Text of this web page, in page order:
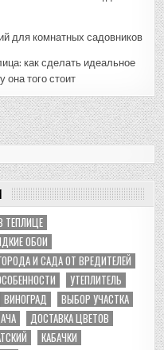
для комнатных садовников
как сделать идеальное
она того стоит
ТЕПЛИЦЕ
ОБОИ
И САДА ОТ ВРЕДИТЕЛЕЙ
УТЕПЛИТЕЛЬ
ВИНОГРАД
ВЫБОР УЧАСТКА
ДОСТАВКА ЦВЕТОВ
КАБАЧКИ